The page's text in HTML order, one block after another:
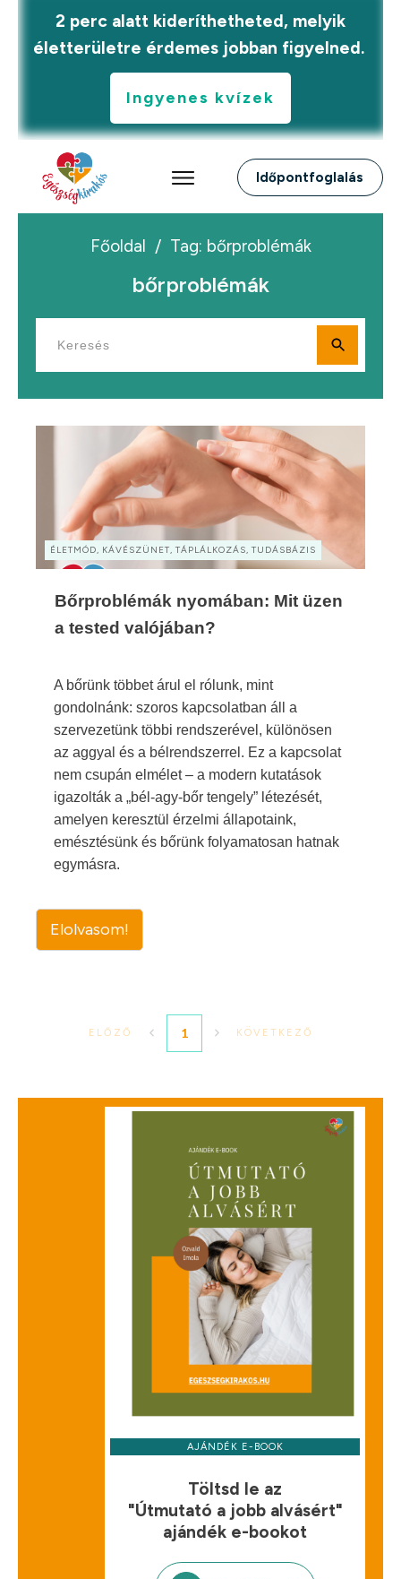
2 perc alatt kideríthetheted, melyik
életterületre érdemes jobban figyelned.
Ingyenes kvízek
Időpontfoglalás
Főoldal / Tag: bőrproblémák
bőrproblémák
ÉLETMÓD, KÁVÉSZÜNET, TÁPLÁLKOZÁS, TUDÁSBÁZIS
Bőrproblémák nyomában: Mit üzen
a tested valójában?
A bőrünk többet árul el rólunk, mint
gondolnánk: szoros kapcsolatban áll a
szervezetünk többi rendszerével, különösen
az aggyal és a bélrendszerrel. Ez a kapcsolat
nem csupán elmélet – a modern kutatások
igazolták a „bél-agy-bőr tengely” létezését,
amelyen keresztül érzelmi állapotaink,
emésztésünk és bőrünk folyamatosan hatnak
egymásra.
Elolvasom!
ELŐZŐ 1 KÖVETKEZŐ
AJÁNDÉK E-BOOK
Töltsd le az
"Útmutató a jobb alvásért"
ajándék e-bookot